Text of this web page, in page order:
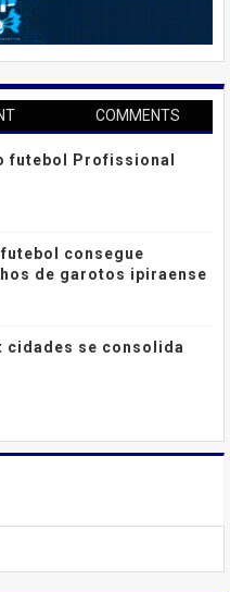
COMMENTS
futebol Profissional
consegue
de garotos ipiraense
cidades se consolida